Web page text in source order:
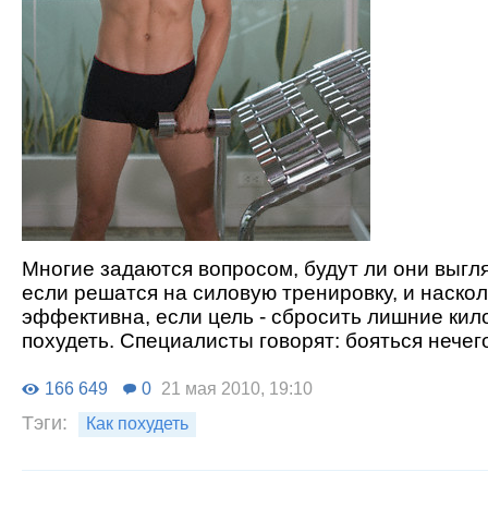
Многие задаются вопросом, будут ли они
если решатся на силовую тренировку, и
эффективна, если цель - сбросить лишние
похудеть. Специалисты говорят: бояться
166 649 0 21 мая 2010, 19:10
Тэги: Как похудеть